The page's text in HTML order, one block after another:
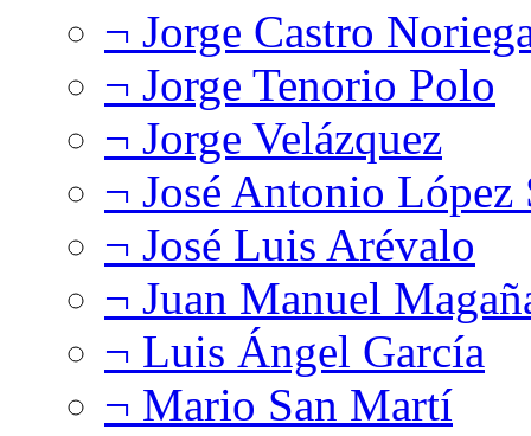
¬ Jorge Castro
¬ Jorge Tenorio Polo
¬ Jorge Velázquez
¬ José Antonio López
¬ José Luis Arévalo
¬ Juan Manuel
¬ Luis Ángel García
¬ Mario San Martí